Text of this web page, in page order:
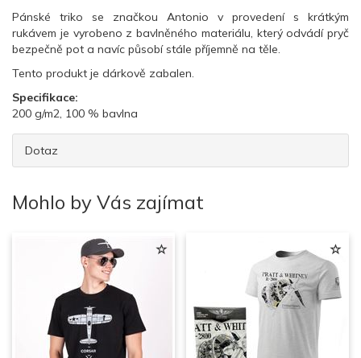
Pánské triko se značkou Antonio v provedení s krátkým
rukávem je vyrobeno z bavlněného materiálu, který odvádí pryč
bezpečně pot a navíc působí stále příjemně na těle.
Tento produkt je dárkově zabalen.
Specifikace:
200 g/m2, 100 % bavlna
Dotaz
Mohlo by Vás zajímat